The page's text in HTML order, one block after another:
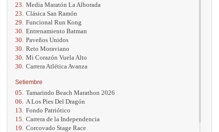
23. Media Maratón La Alborada
23. Clásica San Ramón
29. Funcional Run Kong
30. Entrenamiento Batman
30. Paveños Unidos
30. Reto Moraviano
30. Mi Corazón Vuela Alto
30. Carrera Atlética Avanza
Setiembre
05. Tamarindo Beach Marathon 2026
06.
A Los Pies Del Dragón
13. Fondo Patriótico
15. Carrera de la Independencia
19. Corcovado Stage Race